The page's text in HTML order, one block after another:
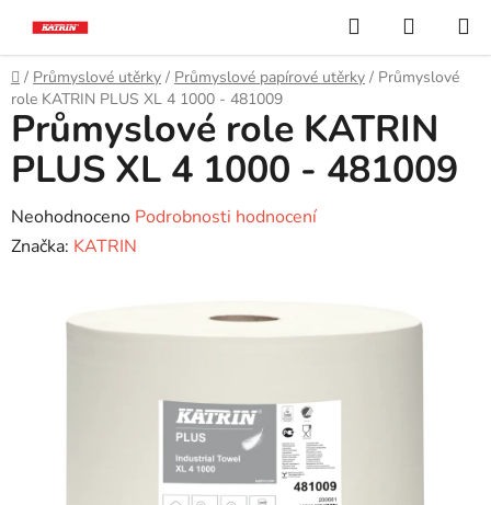
obsah
Hledat
KOŠÍK
Domů
/ Průmyslové utěrky / Průmyslové papírové utěrky / Průmyslové
role KATRIN PLUS XL 4 1000 - 481009
Průmyslové role KATRIN
PLUS XL 4 1000 - 481009
Průměrné
hodnocení
Neohodnoceno Podrobnosti hodnocení
Značka: KATRIN